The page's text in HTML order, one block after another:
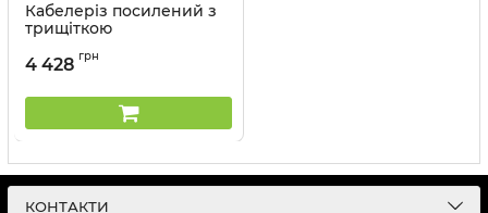
Кабелеріз посилений з
трищіткою
4 428 грн
КОНТАКТИ